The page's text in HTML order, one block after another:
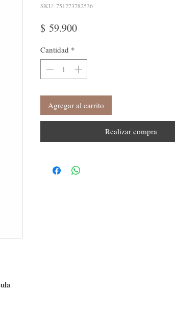
SKU: 751273782536
$ 59.900Precio
Cantidad *
Agregar al carrito
Realizar compra